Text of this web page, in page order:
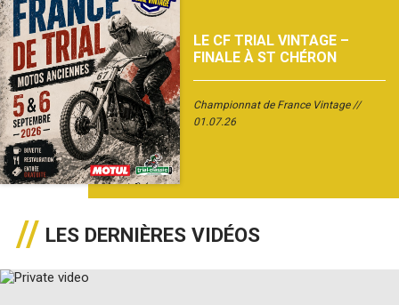
LE CF TRIAL VINTAGE –
FINALE À ST CHÉRON
Championnat de France Vintage
01.07.26
LES DERNIÈRES VIDÉOS